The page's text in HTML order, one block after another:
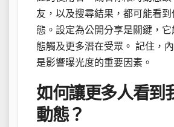
友，以及搜尋結果，都可能看到
態。設定為公開分享是關鍵，
態觸及更多潛在受眾。 記住，
是影響曝光度的重要因素。
如何讓更多人看到
動態？